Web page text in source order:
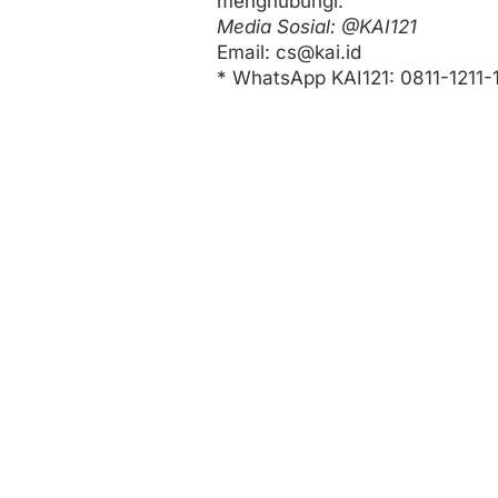
Media Sosial: @KAI121
Email: cs@kai.id
* WhatsApp KAI121: 0811-1211-